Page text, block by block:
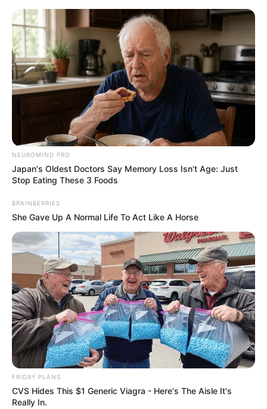
Como Fazer Boneca de Fuxico
Passo a Passo
NEUROMIND PRO
Japan's Oldest Doctors Say Memory Loss Isn't Age: Just
Stop Eating These 3 Foods
BRAINBERRIES
She Gave Up A Normal Life To Act Like A Horse
FRIDAY PLANS
CVS Hides This $1 Generic Viagra - Here's The Aisle It's
Really In.
Save